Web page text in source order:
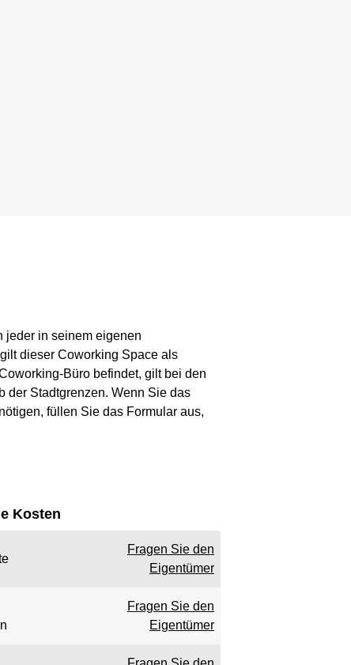
jeder in seinem eigenen
dieser Coworking Space als
Büro befindet, gilt bei den
der Stadtgrenzen. Wenn Sie das
füllen Sie das Formular aus,
Kosten
Fragen Sie den
Eigentümer
Fragen Sie den
Eigentümer